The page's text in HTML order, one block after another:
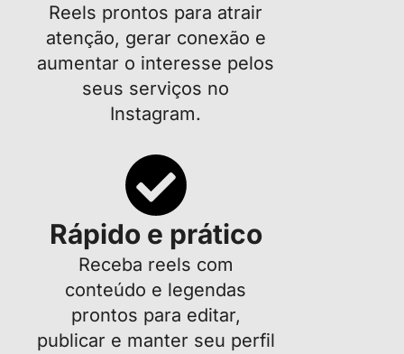
Reels prontos para atrair
atenção, gerar conexão e
aumentar o interesse pelos
seus serviços no
Instagram.
Rápido e prático
Receba reels com
conteúdo e legendas
prontos para editar,
publicar e manter seu perfil